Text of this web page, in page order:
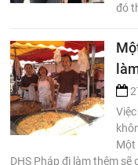
đó
Một
DHS Pháp đi làm thêm